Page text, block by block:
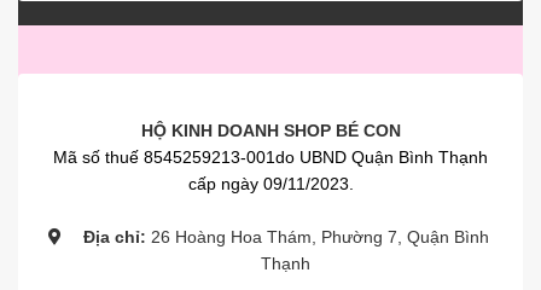
HỘ KINH DOANH SHOP BÉ CON
Mã số thuế 8545259213-001do UBND Quận Bình Thạnh
cấp ngày 09/11/2023.
Địa chỉ: 26 Hoàng Hoa Thám, Phường 7, Quận Bình
Thạnh